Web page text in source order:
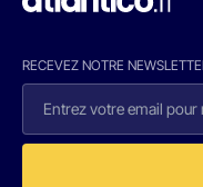
RECEVEZ NOTRE